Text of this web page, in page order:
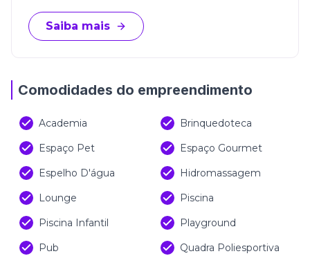
Saiba mais
Comodidades do empreendimento
Academia
Brinquedoteca
Espaço Pet
Espaço Gourmet
Espelho D'água
Hidromassagem
Lounge
Piscina
Piscina Infantil
Playground
Pub
Quadra Poliesportiva